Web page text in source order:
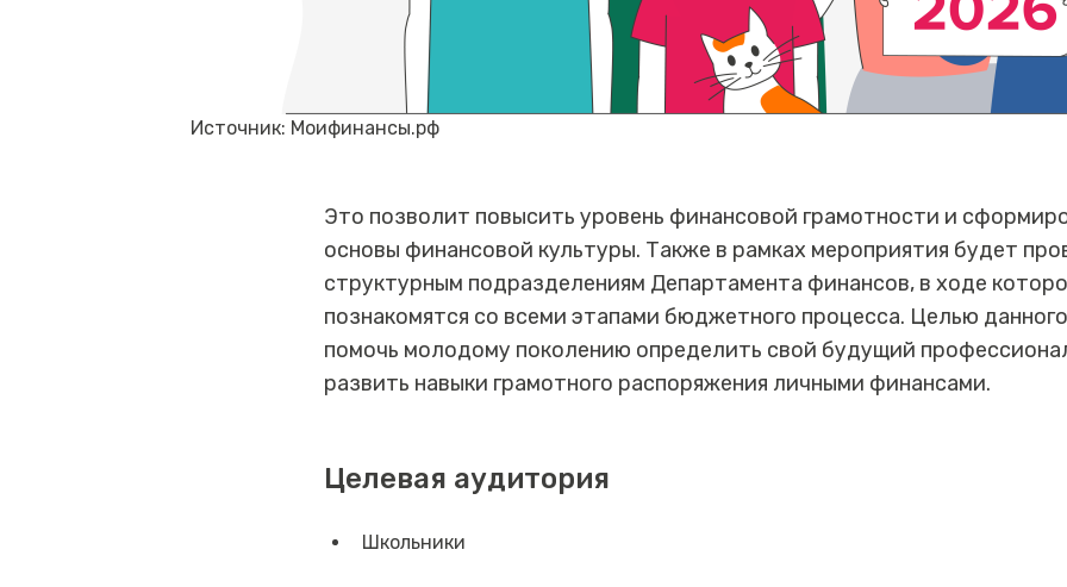
Источник: Моифинансы.рф
Это позволит повысить уровень финансовой грамотности и
основы финансовой культуры. Также в рамках мероприятия будет
структурным подразделениям Департамента финансов, в ходе
познакомятся со всеми этапами бюджетного процесса. Целью
помочь молодому поколению определить свой будущий
развить навыки грамотного распоряжения личными финансами.
Целевая аудитория
Школьники